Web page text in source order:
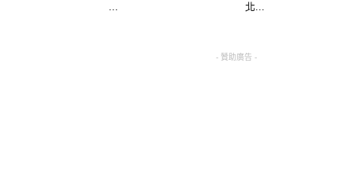
...
北...
- 贊助廣告 -